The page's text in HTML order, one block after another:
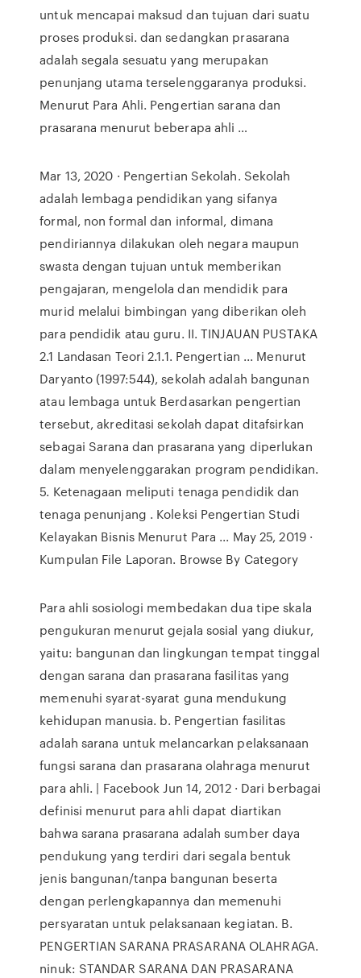
untuk mencapai maksud dan tujuan dari suatu
proses produksi. dan sedangkan prasarana
adalah segala sesuatu yang merupakan
penunjang utama terselenggaranya produksi.
Menurut Para Ahli. Pengertian sarana dan
prasarana menurut beberapa ahli …
Mar 13, 2020 · Pengertian Sekolah. Sekolah
adalah lembaga pendidikan yang sifanya
formal, non formal dan informal, dimana
pendiriannya dilakukan oleh negara maupun
swasta dengan tujuan untuk memberikan
pengajaran, mengelola dan mendidik para
murid melalui bimbingan yang diberikan oleh
para pendidik atau guru. II. TINJAUAN PUSTAKA
2.1 Landasan Teori 2.1.1. Pengertian ... Menurut
Daryanto (1997:544), sekolah adalah bangunan
atau lembaga untuk Berdasarkan pengertian
tersebut, akreditasi sekolah dapat ditafsirkan
sebagai Sarana dan prasarana yang diperlukan
dalam menyelenggarakan program pendidikan.
5. Ketenagaan meliputi tenaga pendidik dan
tenaga penunjang . Koleksi Pengertian Studi
Kelayakan Bisnis Menurut Para ... May 25, 2019 ·
Kumpulan File Laporan. Browse By Category
Para ahli sosiologi membedakan dua tipe skala
pengukuran menurut gejala sosial yang diukur,
yaitu: bangunan dan lingkungan tempat tinggal
dengan sarana dan prasarana fasilitas yang
memenuhi syarat-syarat guna mendukung
kehidupan manusia. b. Pengertian fasilitas
adalah sarana untuk melancarkan pelaksanaan
fungsi sarana dan prasarana olahraga menurut
para ahli. | Facebook Jun 14, 2012 · Dari berbagai
definisi menurut para ahli dapat diartikan
bahwa sarana prasarana adalah sumber daya
pendukung yang terdiri dari segala bentuk
jenis bangunan/tanpa bangunan beserta
dengan perlengkapannya dan memenuhi
persyaratan untuk pelaksanaan kegiatan. B.
PENGERTIAN SARANA PRASARANA OLAHRAGA.
ninuk: STANDAR SARANA DAN PRASARANA